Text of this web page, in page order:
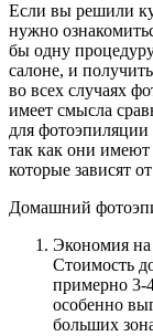
Если вы решили
нужно
бы одну
салоне, и
во всех случаях
имеет смысла
для фотоэпиляции
так как они имеют
которые зависят
Домашний
Экономия на
Стоимость
примерно 3-
особенно
больших